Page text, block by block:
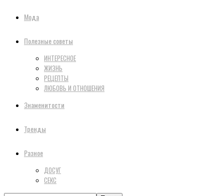
Мода
Полезные советы
ИНТЕРЕСНОЕ
ЖИЗНЬ
РЕЦЕПТЫ
ЛЮБОВЬ И ОТНОШЕНИЯ
Знаменитости
Тренды
Разное
ДОСУГ
СЕКС